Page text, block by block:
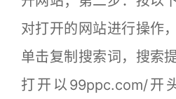
对打开的网站进行操作
单击复制搜索词，搜索
打开以99ppc.com/开